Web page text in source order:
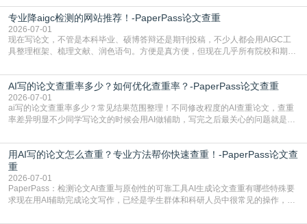
自带不可忽视的查重风险。AI训练依赖海量公开的文本数据，生成内容本质是基
于训练数据的概率拼接，不是从零开始的原创创作。生成过程中，很容易复用已
有的高频公共表述，甚至直接拼接已经公开
专业降aigc检测的网站推荐！-PaperPass论文查重
2026-07-01
现在写论文，不管是本科毕业、硕博答辩还是期刊投稿，不少人都会用AIGC工
具整理框架、梳理文献、润色语句。方便是真方便，但现在几乎所有院校和期刊
五遍还是过不了预检测的大有人在，这时候，找到靠谱的降AIGC检测率的网
站，就能少走好多弯路。PaperPass：守护学术原创性的智能伙伴AIGC生成内
容的学术合规痛点去年帮一个本科师弟改
AI写的论文查重率多少？如何优化查重率？-PaperPass论文查重
2026-07-01
ai写的论文查重率多少？常见结果范围整理！不同修改程度的AI查重论文，查重
率差异明显不少同学写论文的时候会用AI做辅助，写完之后最关心的问题就是ai
实际情况和大家想的不太一样。AI训练依赖海量公开学术文献、网络内容，生成
内容本质是按照语义概率拼接已有内容，很容易和已发布的作品撞重复，甚至会
直接引用整段已有内容，所以查重率偏高是
用AI写的论文怎么查重？专业方法帮你快速查重！-PaperPass论文查
重
2026-07-01
PaperPass：检测论文AI查重与原创性的可靠工具AI生成论文查重有哪些特殊要
求现在用AI辅助完成论文写作，已经是学生群体和科研人员中很常见的操作，不